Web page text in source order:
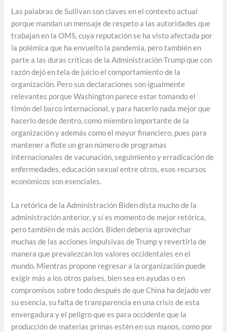
Las palabras de Sullivan son claves en el contexto actual
porque mandan un mensaje de respeto a las autoridades que
trabajan en la OMS, cuya reputación se ha visto afectada por
la polémica que ha envuelto la pandemia, pero también en
parte a las duras críticas de la Administración Trump que con
razón dejó en tela de juicio el comportamiento de la
organización. Pero sus declaraciones son igualmente
relevantes porque Washington parece estar tomando el
timón del barco internacional, y para hacerlo nada mejor que
hacerlo desde dentro, como miembro importante de la
organización y además como el mayor financiero, pues para
mantener a flote un gran número de programas
internacionales de vacunación, seguimiento y erradicación de
enfermedades, educación sexual entre otros, esos recursos
económicos son esenciales.
La retórica de la Administración Biden dista mucho de la
administración anterior, y sí es momento de mejor retórica,
pero también de más acción. Biden debería aprovechar
muchas de las acciones impulsivas de Trump y revertirla de
manera que prevalezcan los valores occidentales en el
mundo. Mientras propone regresar a la organización puede
exigir más a los otros países, bien sea en ayudas o en
compromisos sobre todo después de que China ha dejado ver
su esencia, su falta de transparencia en una crisis de esta
envergadura y el peligro que es para occidente que la
producción de materias primas estén en sus manos, como por